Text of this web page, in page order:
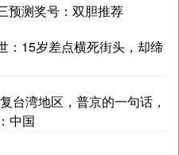
预测奖号：双胆推荐
：15岁差点横死街头，却缔
台湾地区，普京的一句话，
中国